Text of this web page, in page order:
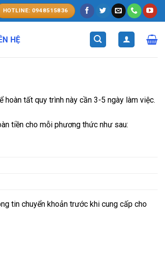
HOTLINE: 0948515836
HỆ
tất quy trình này cần 3-5 ngày làm việc.
tiền cho mỗi phương thức như sau:
tin chuyển khoản trước khi cung cấp cho